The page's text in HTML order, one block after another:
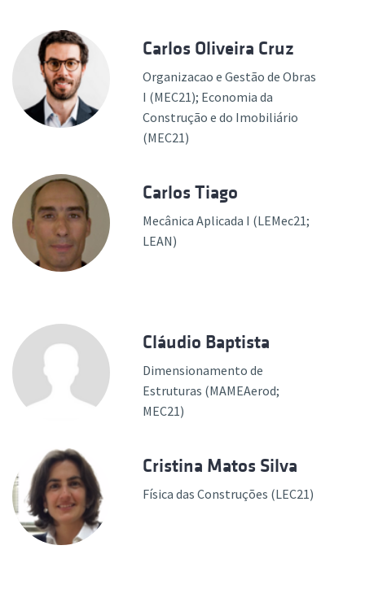
Carlos Oliveira Cruz
Organizacao e Gestão de Obras
I (MEC21); Economia da
Construção e do Imobiliário
(MEC21)
Carlos Tiago
Mecânica Aplicada I (LEMec21;
LEAN)
Cláudio Baptista
Dimensionamento de
Estruturas (MAMEAerod;
MEC21)
Cristina Matos Silva
Física das Construções (LEC21)